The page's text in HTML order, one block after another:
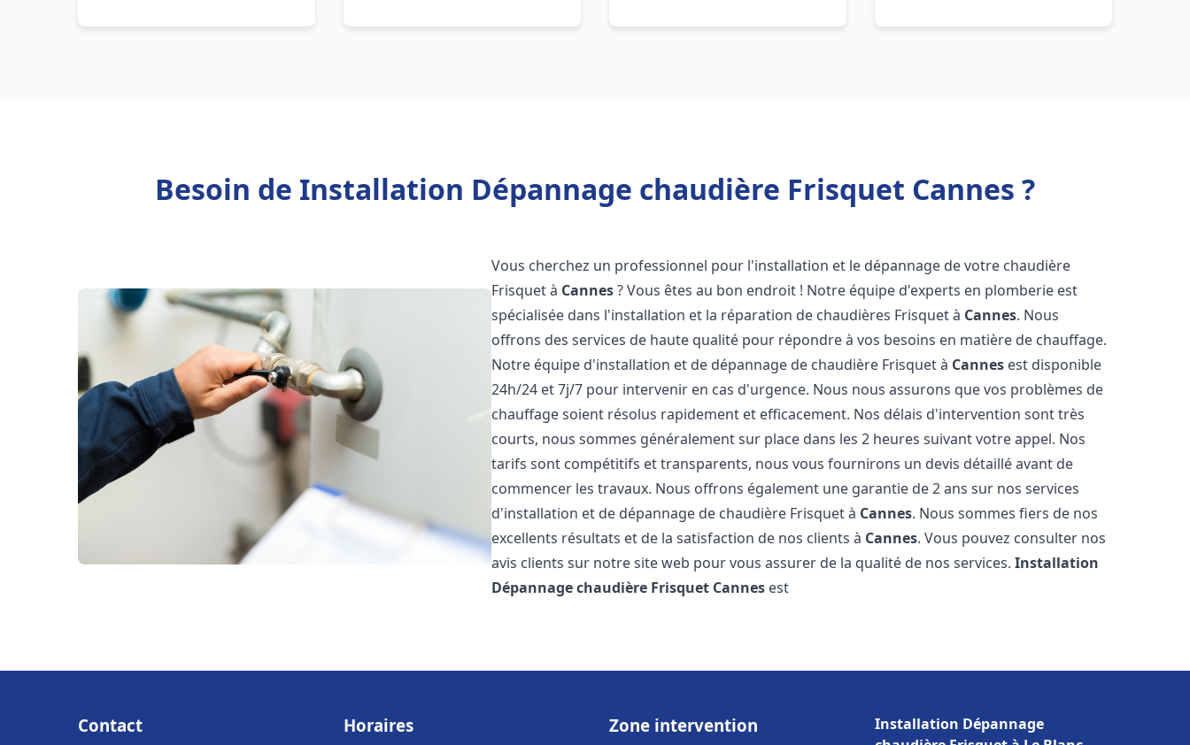
Besoin de Installation Dépannage chaudière Frisquet Cannes ?
Vous cherchez un professionnel pour l'installation et le dépannage de votre chaudière
Frisquet à Cannes? Vous êtes au bon endroit ! Notre équipe d'experts en plomberie est
spécialisée dans l'installation et la réparation de chaudières Frisquet à Cannes. Nous
offrons des services de haute qualité pour répondre à vos besoins en matière de chauffage.
Notre équipe d'installation et de dépannage de chaudière Frisquet à Cannes est disponible
24h/24 et 7j/7 pour intervenir en cas d'urgence. Nous nous assurons que vos problèmes de
chauffage soient résolus rapidement et efficacement. Nos délais d'intervention sont très
courts, nous sommes généralement sur place dans les 2 heures suivant votre appel. Nos
tarifs sont compétitifs et transparents, nous vous fournirons un devis détaillé avant de
commencer les travaux. Nous offrons également une garantie de 2 ans sur nos services
d'installation et de dépannage de chaudière Frisquet à Cannes. Nous sommes fiers de nos
excellents résultats et de la satisfaction de nos clients à Cannes. Vous pouvez consulter nos
avis clients sur notre site web pour vous assurer de la qualité de nos services.Installation
Dépannage chaudière Frisquet Cannes est
Contact Horaires Zone intervention
Installation Dépannage